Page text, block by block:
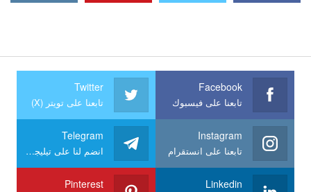
Facebook
تابعنا على فيسبوك
Twitter
تابعنا على تويتر (X)
Instagram
تابعنا على انستقرام
Telegram
انضم لنا على تيليجرام
Linkedin
Pinterest